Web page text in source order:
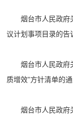
烟台市人民政府关
议计划事项目录的告
烟台市人民政府关
质增效”方针清单的通
烟台市人民政府关